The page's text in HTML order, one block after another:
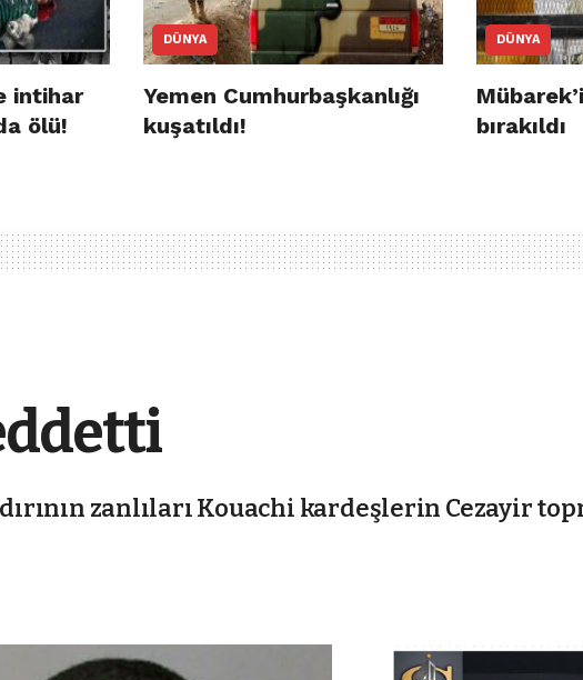
intihar
ölü!
DÜNYA
Yemen Cumhurbaşkanlığı
kuşatıldı!
DÜNYA
bırakıldı
zanlıları Kouachi kardeşlerin Cezayir